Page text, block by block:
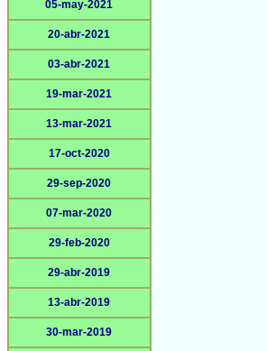
05-may-2021
20-abr-2021
03-abr-2021
19-mar-2021
13-mar-2021
17-oct-2020
29-sep-2020
07-mar-2020
29-feb-2020
29-abr-2019
13-abr-2019
30-mar-2019